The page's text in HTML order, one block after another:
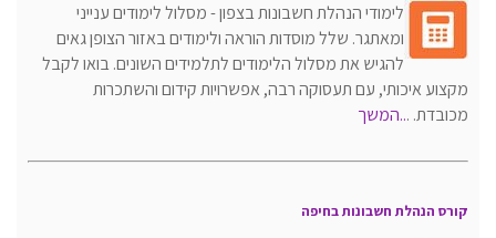
לימודי הנהלת חשבונות בצפון - מסלול לימודים ענייני
ומאתגר. שלל מוסדות הוראה ולימודים באזור הצופן גאים
להגיש את מסלול הלימודים לתלמידים השונים. בואו לקבל
מקצוע איכותי, עם תעסוקה רבה, אפשרויות קידום והשתכרות
מכובדת. ...המשך
קורס הנהלת חשבונות בחיפה